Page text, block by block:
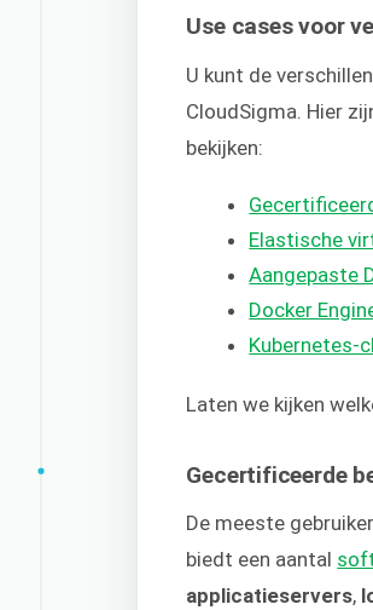
Use cases voor
U kunt de
CloudSigma. Hier
bekijken:
Elastische
Aangepaste
Docker
Kubernetes-
Laten we kijken
Gecertificeerde
De meeste
biedt een aantal
applicatieservers,